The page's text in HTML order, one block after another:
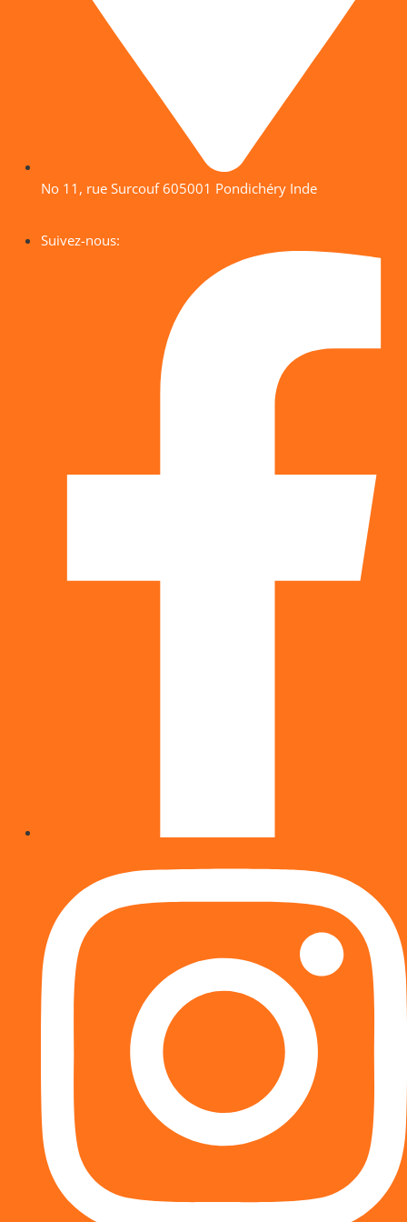
No 11, rue Surcouf 605001 Pondichéry Inde
Suivez-nous: